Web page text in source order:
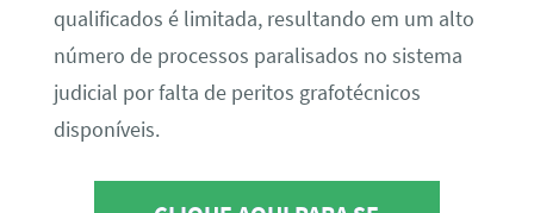
qualificados é limitada, resultando em um alto
número de processos paralisados no sistema
judicial por falta de peritos grafotécnicos
disponíveis.